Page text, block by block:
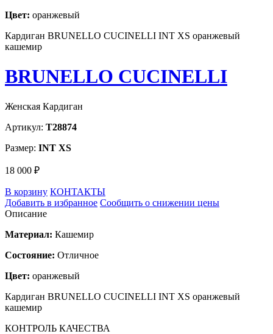
Цвет: оранжевый
Кардиган BRUNELLO CUCINELLI INT XS оранжевый
кашемир
BRUNELLO CUCINELLI
Женская Кардиган
Артикул: T28874
Размер: INT XS
18 000 ₽
В корзину КОНТАКТЫ
Добавить в избранное Сообщить о снижении цены
Описание
Материал: Кашемир
Состояние: Отличное
Цвет: оранжевый
Кардиган BRUNELLO CUCINELLI INT XS оранжевый
кашемир
КОНТРОЛЬ КАЧЕСТВА